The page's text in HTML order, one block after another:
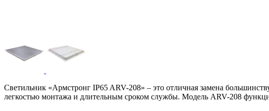
Светильник «Армстронг IP65 ARV-208» – это отличная замена
легкостью монтажа и длительным сроком службы. Модель ARV-208